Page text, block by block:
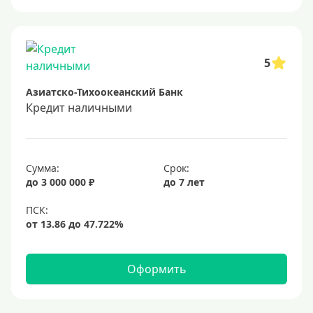
Способы выдачи
Не выходя из дома
С доставкой на дом
Наличными
В долларах США
В евро
Заемщики
5
Азиатско-Тихоокеанский Банк
Кредит наличными
Сумма:
до 3 000 000 ₽
Срок:
до 7 лет
Оформить